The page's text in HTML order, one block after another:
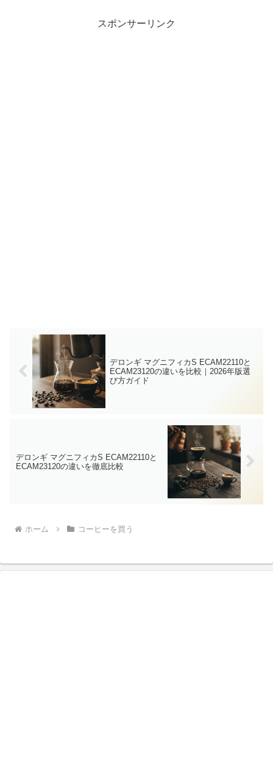
スポンサーリンク
デロンギ マグニフィカS ECAM22110と
ECAM23120の違いを比較｜2026年版選
び方ガイド
デロンギ マグニフィカS ECAM22110と
ECAM23120の違いを徹底比較
ホーム コーヒーを買う